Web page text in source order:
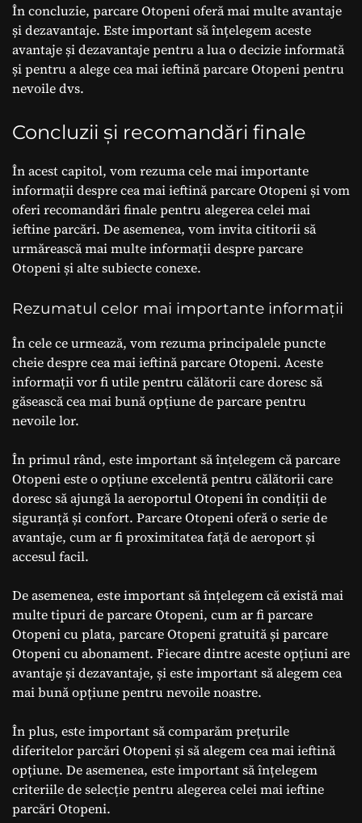
În concluzie, parcare Otopeni oferă mai multe avantaje
și dezavantaje. Este important să înțelegem aceste
avantaje și dezavantaje pentru a lua o decizie informată
și pentru a alege cea mai ieftină parcare Otopeni pentru
nevoile dvs.
Concluzii și recomandări finale
În acest capitol, vom rezuma cele mai importante
informații despre cea mai ieftină parcare Otopeni și vom
oferi recomandări finale pentru alegerea celei mai
ieftine parcări. De asemenea, vom invita cititorii să
urmărească mai multe informații despre parcare
Otopeni și alte subiecte conexe.
Rezumatul celor mai importante informații
În cele ce urmează, vom rezuma principalele puncte
cheie despre cea mai ieftină parcare Otopeni. Aceste
informații vor fi utile pentru călătorii care doresc să
găsească cea mai bună opțiune de parcare pentru
nevoile lor.
În primul rând, este important să înțelegem că parcare
Otopeni este o opțiune excelentă pentru călătorii care
doresc să ajungă la aeroportul Otopeni în condiții de
siguranță și confort. Parcare Otopeni oferă o serie de
avantaje, cum ar fi proximitatea față de aeroport și
accesul facil.
De asemenea, este important să înțelegem că există mai
multe tipuri de parcare Otopeni, cum ar fi parcare
Otopeni cu plata, parcare Otopeni gratuită și parcare
Otopeni cu abonament. Fiecare dintre aceste opțiuni are
avantaje și dezavantaje, și este important să alegem cea
mai bună opțiune pentru nevoile noastre.
În plus, este important să comparăm prețurile
diferitelor parcări Otopeni și să alegem cea mai ieftină
opțiune. De asemenea, este important să înțelegem
criteriile de selecție pentru alegerea celei mai ieftine
parcări Otopeni.